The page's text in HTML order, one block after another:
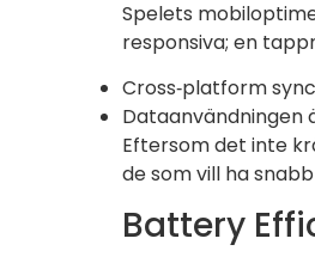
Spelets
responsiva; en
Cross‑platform
Dataanvändningen
Eftersom det inte
de som vill ha
Battery